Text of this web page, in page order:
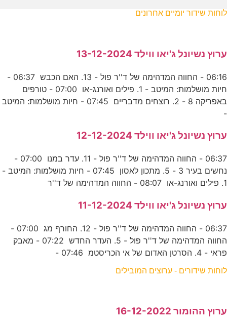
לוחות שידור יומיים אחרונים
ערוץ נשיונל ג'יאו ווילד 13-12-2024
06:16 - החווה המדהימה של ד''ר פול - 13. האם הכבש 06:37 -
חיות מושלמות: המיטב - 1. פילים ואורנג-או 07:00 - טורפים
באפריקה 8 - 2. רוצחים מדבריים 07:45 - חיות מושלמות: המיטב
-
ערוץ נשיונל ג'יאו ווילד 12-12-2024
06:37 - החווה המדהימה של ד''ר פול - 11. עדר במנו 07:00 -
נחשים בעיר 3 - 5. מתכון לאסון 07:45 - חיות מושלמות: המיטב -
1. פילים ואורנג-או 08:07 - החווה המדהימה של ד''ר
ערוץ נשיונל ג'יאו ווילד 11-12-2024
06:37 - החווה המדהימה של ד''ר פול - 12. החורף מג 07:00 -
החווה המדהימה של ד''ר פול - 5. העדר החדש 07:22 - מאבק
פראי - 4. הסרטן האדום של אי הכריסטמ 07:46 -
לוחות שידורים - ערוצים המובילים
ערוץ ההומור 16-12-2022